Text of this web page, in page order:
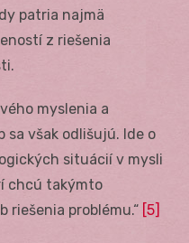
patria najmä
z riešenia
myslenia a
sa však odlišujú. Ide o
situácií v mysli
chcú takýmto
riešenia problému.“ [5]